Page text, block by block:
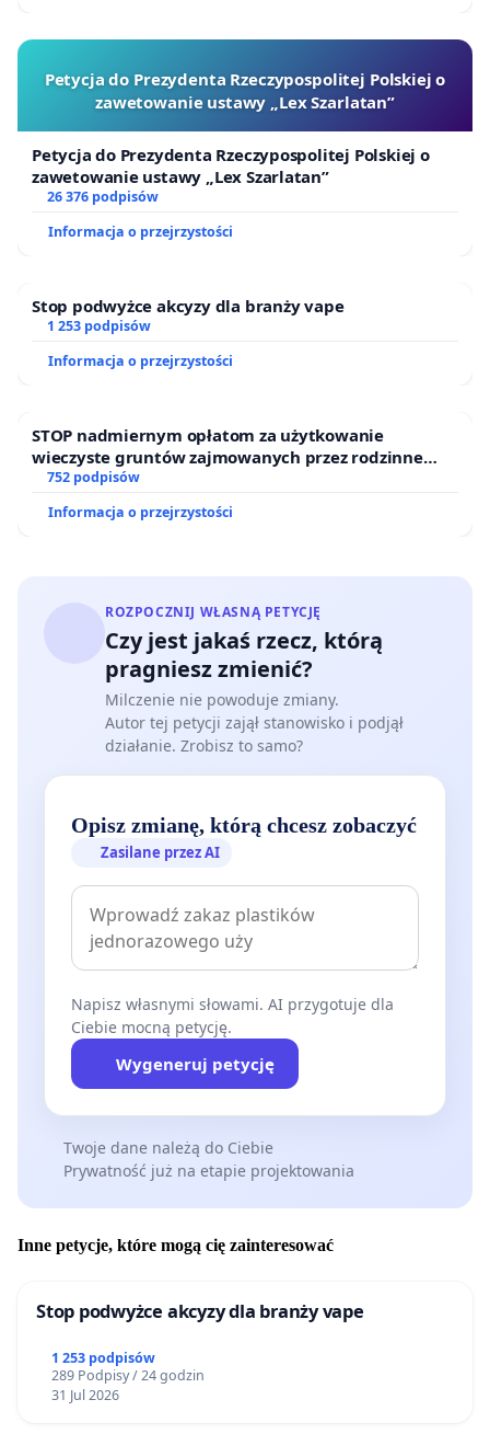
Petycja do Prezydenta Rzeczypospolitej Polskiej o
zawetowanie ustawy „Lex Szarlatan”
Petycja do Prezydenta Rzeczypospolitej Polskiej o
zawetowanie ustawy „Lex Szarlatan”
26 376 podpisów
Informacja o przejrzystości
Stop podwyżce akcyzy dla branży vape
1 253 podpisów
Informacja o przejrzystości
STOP nadmiernym opłatom za użytkowanie
wieczyste gruntów zajmowanych przez rodzinne
ogrody działkowe.
752 podpisów
Informacja o przejrzystości
ROZPOCZNIJ WŁASNĄ PETYCJĘ
Czy jest jakaś rzecz, którą
pragniesz zmienić?
Milczenie nie powoduje zmiany.
Autor tej petycji zajął stanowisko i podjął
działanie. Zrobisz to samo?
Opisz zmianę, którą chcesz zobaczyć
Zasilane przez AI
Napisz własnymi słowami. AI przygotuje dla
Ciebie mocną petycję.
Wygeneruj petycję
Twoje dane należą do Ciebie
Prywatność już na etapie projektowania
Inne petycje, które mogą cię zainteresować
Stop podwyżce akcyzy dla branży vape
1 253 podpisów
289 Podpisy / 24 godzin
31 Jul 2026